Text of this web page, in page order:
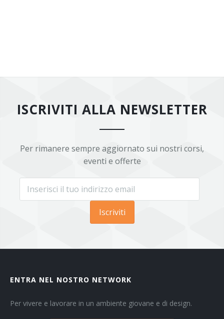
ISCRIVITI ALLA NEWSLETTER
Per rimanere sempre aggiornato sui nostri corsi,
eventi e offerte
Iscriviti
ENTRA NEL NOSTRO NETWORK
Per vivere e lavorare in un ambiente giovane e di design.